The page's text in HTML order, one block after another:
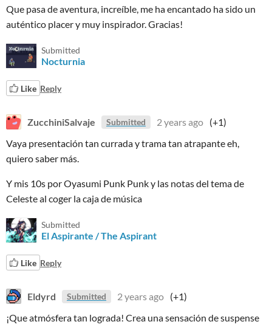
Que pasa de aventura, increíble, me ha encantado ha sido un
auténtico placer y muy inspirador. Gracias!
Submitted
Nocturnia
Like Reply
ZucchiniSalvaje Submitted 2 years ago (+1)
Vaya presentación tan currada y trama tan atrapante eh,
quiero saber más.
Y mis 10s por Oyasumi Punk Punk y las notas del tema de
Celeste al coger la caja de música
Submitted
El Aspirante / The Aspirant
Like Reply
Eldyrd Submitted 2 years ago (+1)
¡Que atmósfera tan lograda! Crea una sensación de suspense